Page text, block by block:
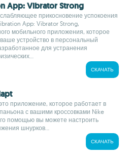
App: Vibrator Strong
прикосновение успокоения
App: Vibrator Strong,
мобильного приложения, которое
устройство в персональный
для устранения
СКАЧАТЬ
приложение, которое работает в
с вашими кроссовками Nike
помощью вы можете настроить
шнурков...
СКАЧАТЬ